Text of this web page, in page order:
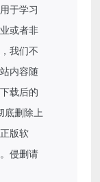
于学习
或者非
我们不
内容随
载后的
底删除上
版软
侵删请